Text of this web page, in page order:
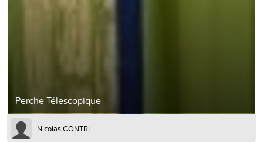
Perche Télescopique
Nicolas CONTRI